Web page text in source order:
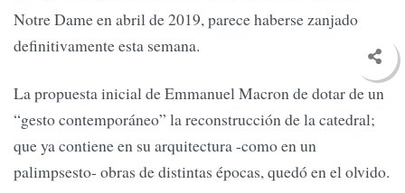
Notre Dame en abril de 2019, parece haberse zanjado
definitivamente esta semana.
La propuesta inicial de Emmanuel Macron de dotar de un
“gesto contemporáneo” la reconstrucción de la catedral;
que ya contiene en su arquitectura -como en un
palimpsesto- obras de distintas épocas, quedó en el olvido.